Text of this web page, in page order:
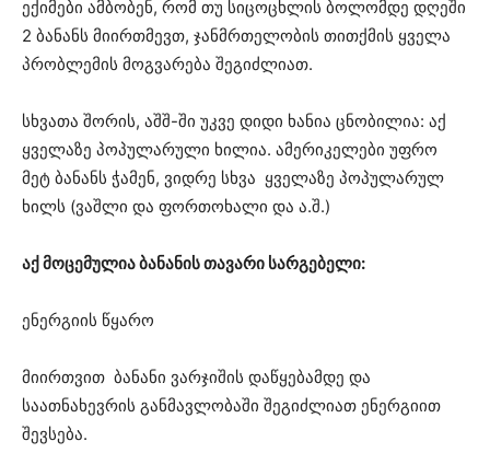
ექიმები ამბობენ, რომ თუ სიცოცხლის ბოლომდე დღეში
2 ბანანს მიირთმევთ, ჯანმრთელობის თითქმის ყველა
პრობლემის მოგვარება შეგიძლიათ.
სხვათა შორის, აშშ-ში უკვე დიდი ხანია ცნობილია: აქ
ყველაზე პოპულარული ხილია. ამერიკელები უფრო
მეტ ბანანს ჭამენ, ვიდრე სხვა ყველაზე პოპულარულ
ხილს (ვაშლი და ფორთოხალი და ა.შ.)
აქ მოცემულია ბანანის თავარი სარგებელი:
ენერგიის წყარო
მიირთვით ბანანი ვარჯიშის დაწყებამდე და
საათნახევრის განმავლობაში შეგიძლიათ ენერგიით
შევსება.